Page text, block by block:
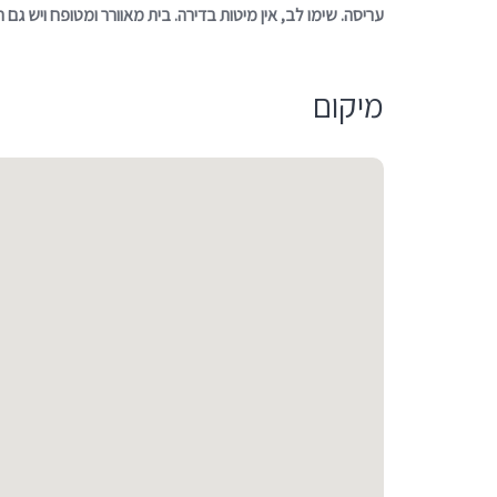
עריסה. שימו לב, אין מיטות בדירה. בית מאוורר ומטופח ויש
מיקום